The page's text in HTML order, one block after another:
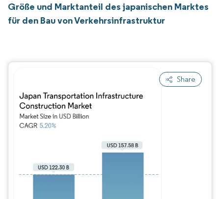
Größe und Marktanteil des japanischen Marktes
für den Bau von Verkehrsinfrastruktur
Share